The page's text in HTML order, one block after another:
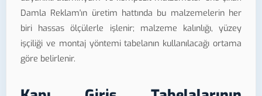
Damla Reklam'ın üretim hattında bu malzemelerin her
biri hassas ölçülerle işlenir; malzeme kalınlığı, yüzey
işçiliği ve montaj yöntemi tabelanın kullanılacağı ortama
göre belirlenir.